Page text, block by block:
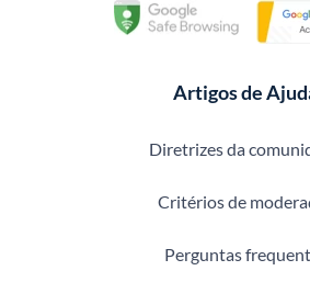
Artigos de
Diretrizes da
Critérios de
Perguntas